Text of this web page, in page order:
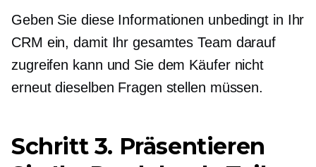
Geben Sie diese Informationen unbedingt in Ihr
CRM ein, damit Ihr gesamtes Team darauf
zugreifen kann und Sie dem Käufer nicht
erneut dieselben Fragen stellen müssen.
Schritt 3. Präsentieren